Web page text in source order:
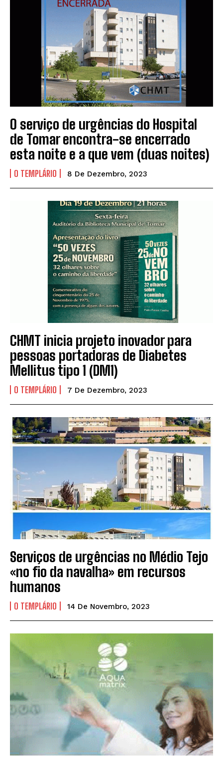
O serviço de urgências do Hospital
de Tomar encontra-se encerrado
esta noite e a que vem (duas noites)
O TEMPLÁRIO 8 De Dezembro, 2023
CHMT inicia projeto inovador para
pessoas portadoras de Diabetes
Mellitus tipo 1 (DM1)
O TEMPLÁRIO 7 De Dezembro, 2023
Serviços de urgências no Médio Tejo
«no fio da navalha» em recursos
humanos
O TEMPLÁRIO 14 De Novembro, 2023